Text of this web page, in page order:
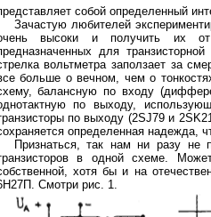
Вт на 300 Ом
собой определенный
Зачастую любителей
высоки и получить их от
для
вольтметра заползает за
больше о вечном, чем о
балансную по входу
по выходу,
по выходу (2SJ79 и
определенная надежда,
Признаться, так нам ни разу не
в одной схеме.
хотя бы и на
Смотри рис. 1.